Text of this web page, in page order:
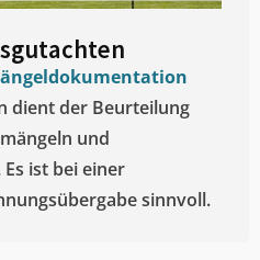
dient der Beurteilung
und
ist bei einer
sinnvoll.